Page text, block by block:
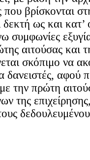
που βρίσκονται
δεκτή ως και
συμφωνίες
αιτούσας και
σκόπιμο να
αφού
την πρώτη
της